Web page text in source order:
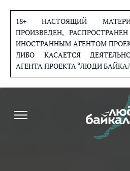
содержанию
18+ НАСТОЯЩИЙ
ПРОИЗВЕДЕН,
ИНОСТРАННЫМ АГЕНТОМ
ЛИБО КАСАЕТСЯ
АГЕНТА ПРОЕКТА “ЛЮДИ